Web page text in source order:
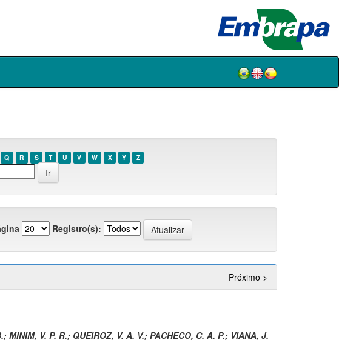
Q R S T U V W X Y Z
Registro(s):
Próximo >
; MINIM, V. P. R.; QUEIROZ, V. A. V.; PACHECO, C. A. P.; VIANA, J.